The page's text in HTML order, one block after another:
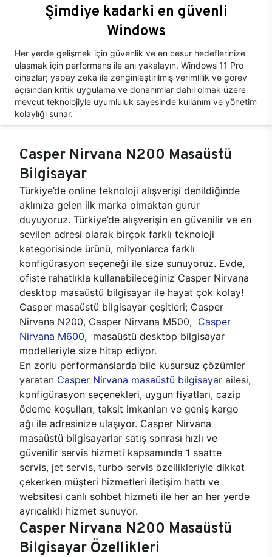
Şimdiye kadarki en güvenli
Windows
Her yerde gelişmek için güvenlik ve en cesur hedeflerinize
ulaşmak için performans ile anı yakalayın. Windows 11 Pro
cihazlar; yapay zeka ile zenginleştirilmiş verimlilik ve görev
açısından kritik uygulama ve donanımlar dahil olmak üzere
mevcut teknolojiyle uyumluluk sayesinde kullanım ve yönetim
kolaylığı sunar.
Casper Nirvana N200 Masaüstü
Bilgisayar
Türkiye’de online teknoloji alışverişi denildiğinde
aklınıza gelen ilk marka olmaktan gurur
duyuyoruz. Türkiye’de alışverişin en güvenilir ve en
sevilen adresi olarak birçok farklı teknoloji
kategorisinde ürünü, milyonlarca farklı
konfigürasyon seçeneği ile size sunuyoruz. Evde,
ofiste rahatlıkla kullanabileceğiniz Casper Nirvana
desktop masaüstü bilgisayar ile hayat çok kolay!
Casper masaüstü bilgisayar çeşitleri; Casper
Nirvana N200, Casper Nirvana M500, Casper
Nirvana M600, masaüstü desktop bilgisayar
modelleriyle size hitap ediyor.
En zorlu performanslarda bile kusursuz çözümler
yaratan Casper Nirvana masaüstü bilgisayar ailesi,
konfigürasyon seçenekleri, uygun fiyatları, cazip
ödeme koşulları, taksit imkanları ve geniş kargo
ağı ile adresinize ulaşıyor. Casper Nirvana
masaüstü bilgisayarlar satış sonrası hızlı ve
güvenilir servis hizmeti kapsamında 1 saatte
servis, jet servis, turbo servis özellikleriyle dikkat
çekerken müşteri hizmetleri iletişim hattı ve
websitesi canlı sohbet hizmeti ile her an her yerde
ayrıcalıklı hizmet sunuyor.
Casper Nirvana N200 Masaüstü
Bilgisayar Özellikleri